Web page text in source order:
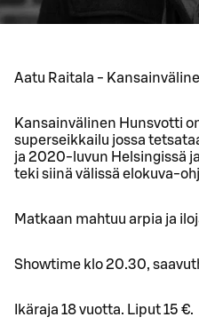
Aatu Raitala -
Kansainvälinen Hunsvotti
superseikkailu jossa
ja 2020-luvun Helsingissä
teki siinä välissä elokuva-
Matkaan mahtuu arpia ja
Showtime klo 20.30,
Ikäraja 18 vuotta. Liput 15 €.